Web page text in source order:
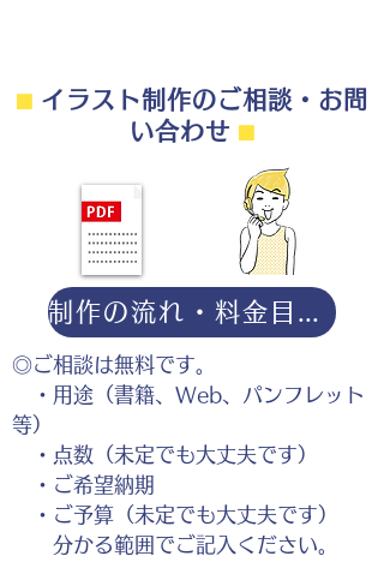
⬛︎イラスト制作のご相談・お問
い合わせ ⬛︎
◎ご相談は無料です。
・用途（書籍、Web、パンフレット
等）
・点数（未定でも大丈夫です）
・ご希望納期
・ご予算（未定でも大丈夫です）
分かる範囲でご記入ください。